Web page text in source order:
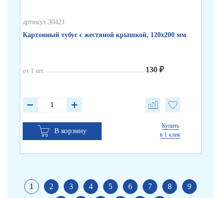
артикул 30421
Картонный тубус с жестяной крышкой, 120х200 мм
от 1 шт. 130 ₽
В корзину
Купить
в 1 клик
1 2 3 4 5 6 7 8
9